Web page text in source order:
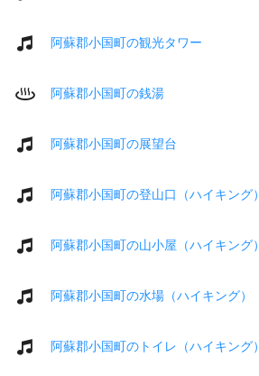
阿蘇郡小国町の観光タワー
阿蘇郡小国町の銭湯
阿蘇郡小国町の展望台
阿蘇郡小国町の登山口（ハイキング）
阿蘇郡小国町の山小屋（ハイキング）
阿蘇郡小国町の水場（ハイキング）
阿蘇郡小国町のトイレ（ハイキング）